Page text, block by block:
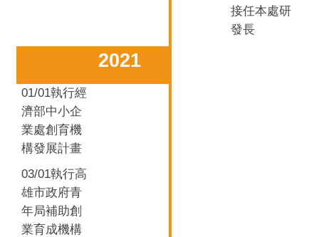
接任本處研
發長
2021
01/01執行經
濟部中小企
業處創育機
構發展計畫
03/01執行高
雄市政府青
年局補助創
業育成機構